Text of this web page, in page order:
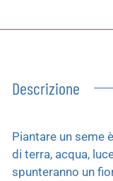
Descrizione
Piantare un seme
di terra, acqua,
spunteranno un